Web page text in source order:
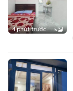
4 phút trước 5